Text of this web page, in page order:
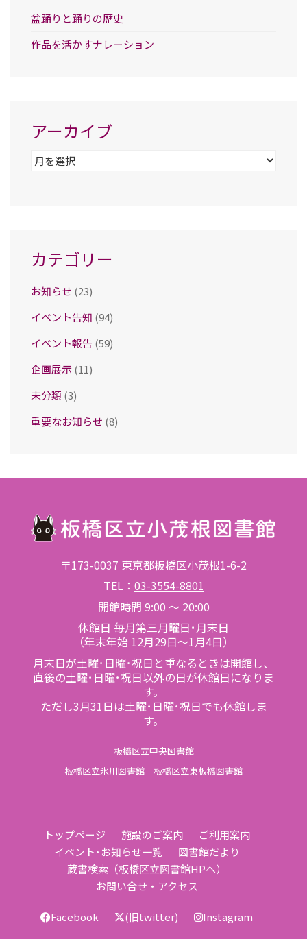
盆踊りと踊りの歴史
作品を活かすナレーション
アーカイブ
ア
カテゴリー
お知らせ (23)
イベント告知 (94)
イベント報告 (59)
企画展示(11)
未分類 (3)
重要なお知らせ (8)
〒173-0037 東京都板橋区小茂根1-6-2
TEL： 03-3554-8801
開館時間 9:00 ～ 20:00
休館日 毎月第三月曜日･月末日
（年末年始 12月29日～1月4日）
月末日が土曜･日曜･祝日と重なるときは開館し、
直後の土曜･日曜･祝日以外の日が休館日になりま
す。
ただし3月31日は土曜･日曜･祝日でも休館しま
す。
板橋区立中央図書館
板橋区立氷川図書館
板橋区立東板橋図書館
トップページ 施設のご案内
ご利用案内
イベント･お知らせ一覧
図書館だより
蔵書検索（板橋区立図書館HPへ）
お問い合せ・アクセス
Facebook (旧twitter) Instagram